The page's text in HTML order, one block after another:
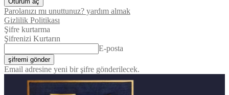
Parolanızı mı unuttunuz? yardım almak
Gizlilik Politikası
Şifre kurtarma
Şifrenizi Kurtarın
E-posta
Email adresine yeni bir şifre gönderilecek.